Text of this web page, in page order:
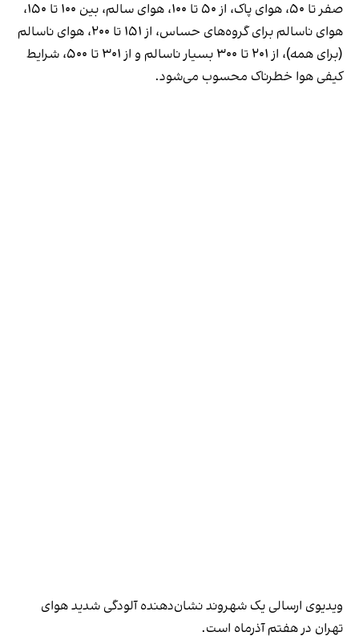
صفر تا ۵۰، هوای پاک، از ۵۰ تا ۱۰۰، هوای سالم، بین ۱۰۰ تا ۱۵۰،
هوای ناسالم برای گروه‌های حساس، از ۱۵۱ تا ۲۰۰، هوای ناسالم
(برای همه)، از ۲۰۱ تا ۳۰۰ بسیار ناسالم و از ۳۰۱ تا ۵۰۰، شرایط
کیفی هوا خطرناک محسوب می‌شود.
ویدیوی ارسالی یک شهروند نشان‌دهنده آلودگی شدید هوای
تهران در هفتم آذرماه است.